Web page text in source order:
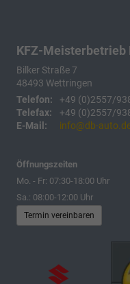
KFZ-Meisterbetrieb
Bilker Straße 7
48493 Wettringen
Telefon:
+49 (0)2557/
Telefax:
+49 (0)2557/
E-Mail:
info@db-
Öffnungszeiten
Mo. - Fr: 07:30-18:00 Uhr
Sa.: 08:00-12:00 Uhr
Termin vereinbaren